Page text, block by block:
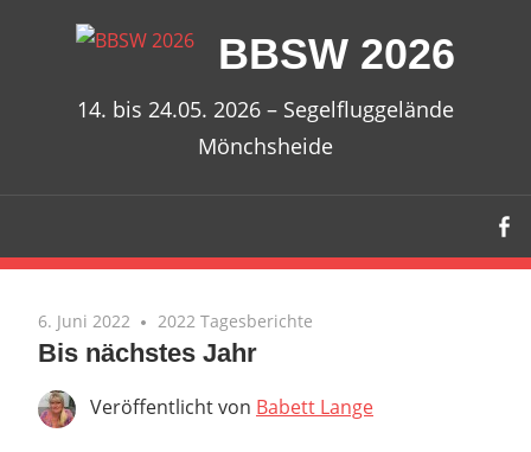
BBSW 2026
14. bis 24.05. 2026 – Segelfluggelände
Mönchsheide
6. Juni 2022 2022 Tagesberichte
Bis nächstes Jahr
Veröffentlicht von Babett Lange